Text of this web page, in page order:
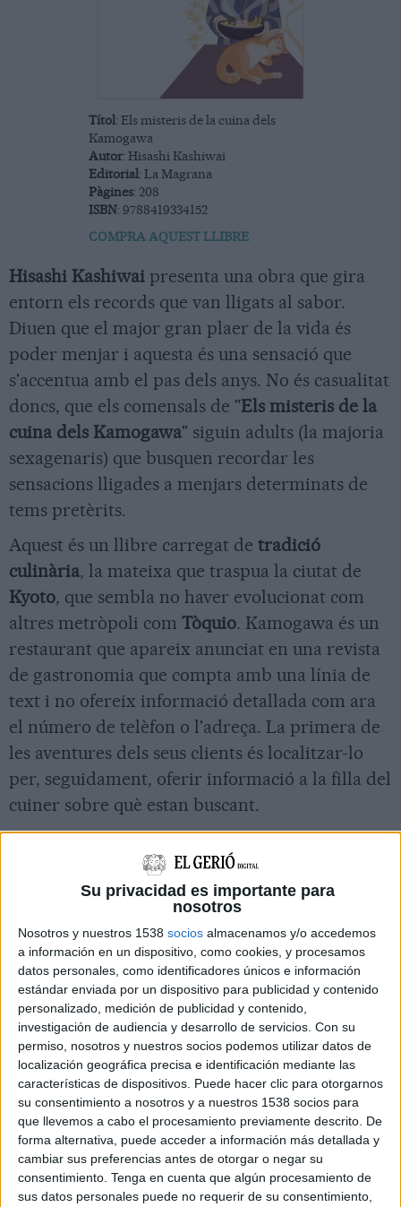
Su privacidad es importante para
nosotros
Nosotros y nuestros 1538 socios almacenamos y/o accedemos
a información en un dispositivo, como cookies, y procesamos
datos personales, como identificadores únicos e información
estándar enviada por un dispositivo para publicidad y contenido
personalizado, medición de publicidad y contenido,
investigación de audiencia y desarrollo de servicios. Con su
permiso, nosotros y nuestros socios podemos utilizar datos de
localización geográfica precisa e identificación mediante las
características de dispositivos. Puede hacer clic para otorgarnos
su consentimiento a nosotros y a nuestros 1538 socios para
que llevemos a cabo el procesamiento previamente descrito. De
forma alternativa, puede acceder a información más detallada y
cambiar sus preferencias antes de otorgar o negar su
consentimiento. Tenga en cuenta que algún procesamiento de
sus datos personales puede no requerir de su consentimiento,
Títol: Els misteris de la cuina dels
Kamogawa
Autor: Hisashi Kashiwai
Editorial: La Magrana
Pàgines: 208
ISBN: 9788419334152
COMPRA AQUEST LLIBRE
Hisashi Kashiwai presenta una obra que gira
entorn els records que van lligats al sabor.
Diuen que el major gran plaer de la vida és
poder menjar i aquesta és una sensació que
s'accentua amb el pas dels anys. No és casualitat
doncs, que els comensals de "Els misteris de la
cuina dels Kamogawa" siguin adults (la majoria
sexagenaris) que busquen recordar les
sensacions lligades a menjars determinats de
tems pretèrits.
Aquest és un llibre carregat de tradició
culinària, la mateixa que traspua la ciutat de
Kyoto, que sembla no haver evolucionat com
altres metròpoli com Tòquio. Kamogawa és un
restaurant que apareix anunciat en una revista
de gastronomia que compta amb una línia de
text i no ofereix informació detallada com ara
el número de telèfon o l'adreça. La primera de
les aventures dels seus clients és localitzar-lo
per, seguidament, oferir informació a la filla del
cuiner sobre què estan buscant.
Resultarà interessant per alguns descobrir com
va dibuixar l'etiqueta del
Mouton Rothschilddel 1958. Aprofundir en
aquest encàrrec i conèixer més sobre la tradició
que aquest celler porta desenvolupant des de la
fi de la Segona Guerra Mundial és més que
interessant.
Dividit en sis petits relats, tots segueixen la
mateixa estructura amb dos capítols cada un i
que semblaria s'ha emprat una plantilla per
redactar-los. Localització del local, dinar, visita
amb l'agència de detectius, comiat, retorn i tast
del plat investigat. I així fins a sis vegades.
Seria fals dir que es tracta d'una gran obra de la